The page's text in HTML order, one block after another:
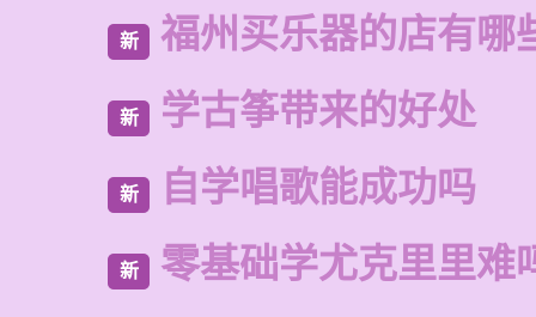
新 福州买乐器的店有哪
新 学古筝带来的好处
新 自学唱歌能成功吗
新 零基础学尤克里里难